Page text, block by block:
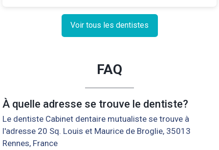
Voir tous les dentistes
FAQ
À quelle adresse se trouve le dentiste?
Le dentiste Cabinet dentaire mutualiste se trouve à
l'adresse 20 Sq. Louis et Maurice de Broglie, 35013
Rennes, France